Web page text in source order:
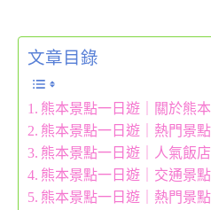
文章目錄
熊本景點一日遊｜關於熊本
熊本景點一日遊｜熱門景
熊本景點一日遊｜人氣飯
熊本景點一日遊｜交通景
熊本景點一日遊｜熱門景